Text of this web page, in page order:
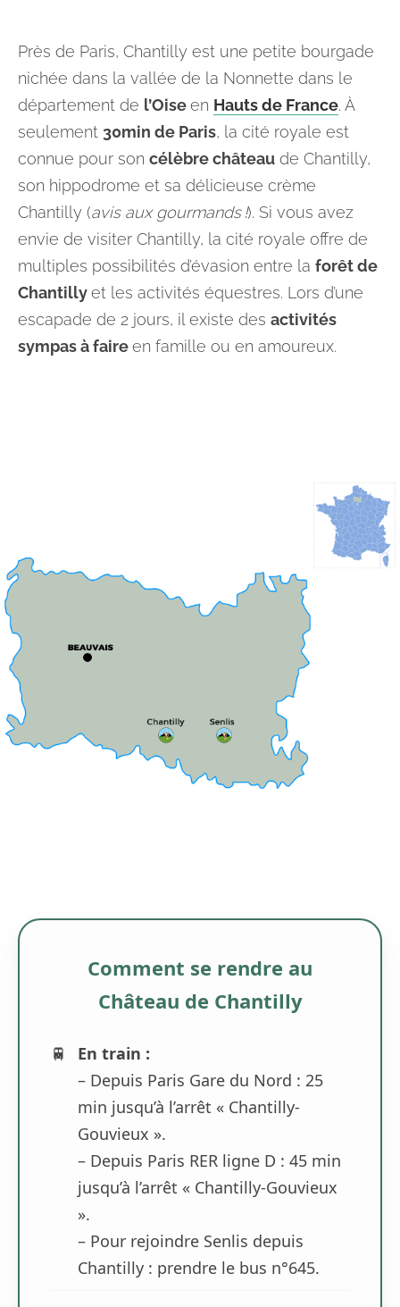
Près de Paris, Chantilly est une petite bourgade
nichée dans la vallée de la Nonnette dans le
département de l’Oiseen Hauts de France. À
seulement 30min de Paris, la cité royale est
connue pour son célèbre château de Chantilly,
son hippodrome et sa délicieuse crème
Chantilly (avis aux gourmands !). Si vous avez
envie de visiter Chantilly, la cité royale offre de
multiples possibilités d’évasion entre la forêt de
Chantillyet les activités équestres. Lors d’une
escapade de 2 jours, il existe des activités
sympas à faireen famille ou en amoureux.
Comment se rendre au
Château de Chantilly
🚆
En train :
– Depuis Paris Gare du Nord : 25
min jusqu’à l’arrêt « Chantilly-
Gouvieux ».
– Depuis Paris RER ligne D : 45 min
jusqu’à l’arrêt « Chantilly-Gouvieux
».
– Pour rejoindre Senlis depuis
Chantilly : prendre le bus n°645.